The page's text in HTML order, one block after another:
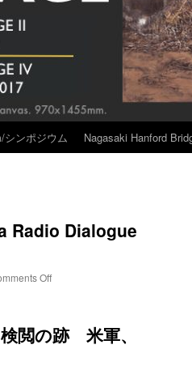
シンポジウム Nagasaki Hanford
Radio Dialogue
Offon
の
閲の跡 米軍、